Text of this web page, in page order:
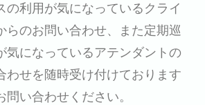
の利用が気になっているクライ
らのお問い合わせ、また定期巡
気になっているアテンダントの
わせを随時受け付けております
い合わせください。